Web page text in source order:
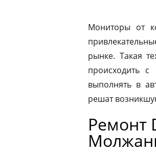
Мониторы от
рынке. Такая
происходить
выполнять в
решат
Ремонт